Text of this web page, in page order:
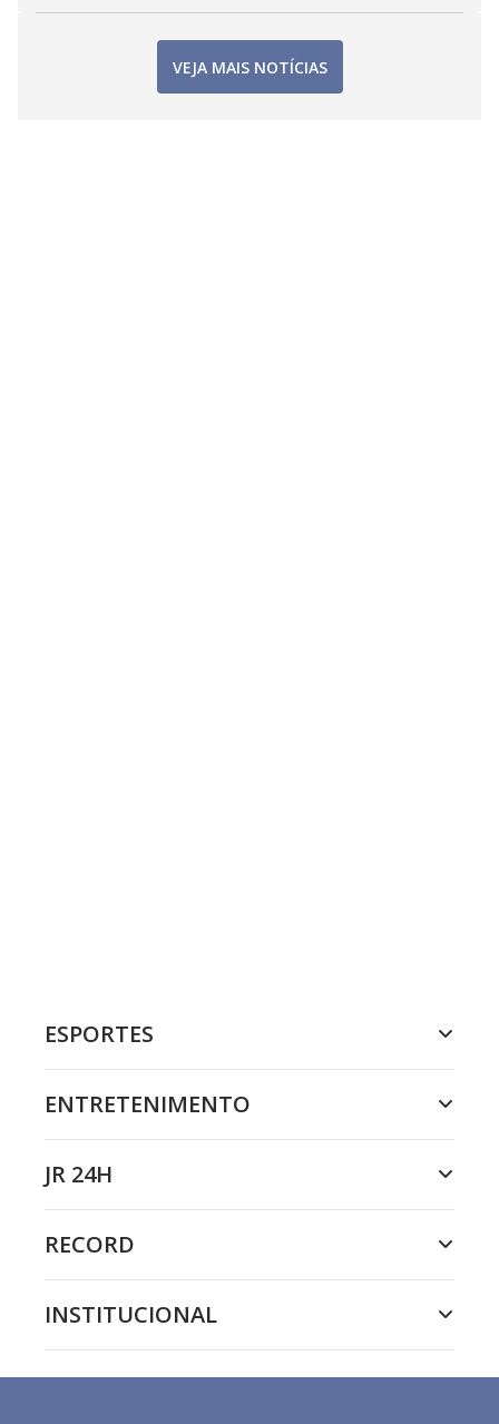
VEJA MAIS NOTÍCIAS
ESPORTES
ENTRETENIMENTO
JR 24H
RECORD
INSTITUCIONAL